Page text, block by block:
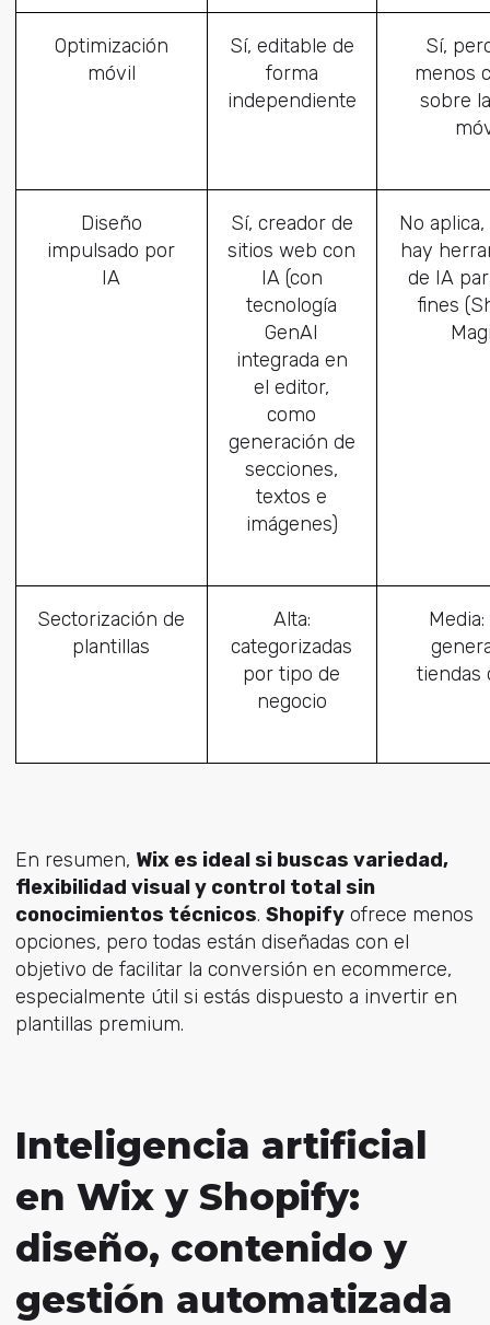
Optimización
móvil
Sí, editable de
forma
independiente
Sí,
menos
sobre
Diseño
impulsado por
IA
Sí, creador de
sitios web con
IA (con
tecnología
GenAI
integrada en
el editor,
como
generación de
secciones,
textos e
imágenes)
No
hay
de IA
fines
Sectorización de
plantillas
Alta:
categorizadas
por tipo de
negocio
tiendas
En resumen, Wix es ideal si buscas variedad,
flexibilidad visual y control total sin
conocimientos técnicos. Shopifyofrece menos
opciones, pero todas están diseñadas con el
objetivo de facilitar la conversión en ecommerce,
especialmente útil si estás dispuesto a invertir en
plantillas premium.
Inteligencia artificial
en Wix y Shopify:
diseño, contenido y
gestión automatizada